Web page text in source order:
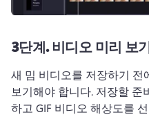
3단계.비디오 미리 보
새 밈 비디오를 저장하기 전
보기해야 합니다. 저장할 준
하고 GIF 비디오 해상도를